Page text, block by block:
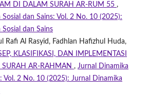
DI DALAM SURAH AR-RUM 55 ,
dan Sains: Vol. 2 No. 10 (2025):
dan Sains
Rafi Al Rasyid, Fadhlan Hafizhul Huda,
KLASIFIKASI, DAN IMPLEMENTASI
AR-RAHMAN , Jurnal Dinamika
Vol. 2 No. 10 (2025): Jurnal Dinamika